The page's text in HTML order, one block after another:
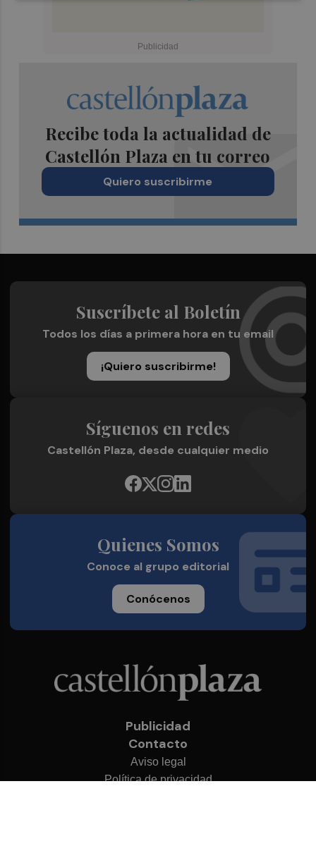
Recibe toda la actualidad de
Castellón Plaza en tu correo
Quiero suscribirme
Suscríbete al Boletín
Todos los días a primera hora en tu email
¡Quiero suscribirme!
Síguenos en redes
Castellón Plaza, desde cualquier medio
Quienes Somos
Conoce al grupo editorial
Conócenos
Publicidad
Contacto
Aviso legal
Política de privacidad